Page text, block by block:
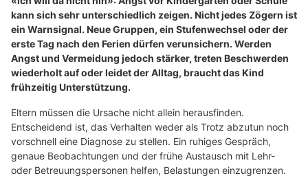
Amina Dental Lounge Zahnarztpraxis: Zahnbehandlung für Kinder und Erwachsene